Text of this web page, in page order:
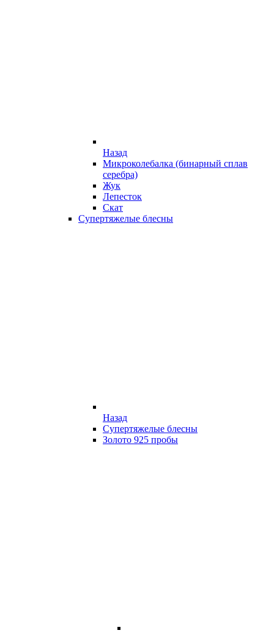
Назад
Микроколебалка (бинарный сплав
серебра)
Жук
Лепесток
Скат
Супертяжелые блесны
Назад
Супертяжелые блесны
Золото 925 пробы